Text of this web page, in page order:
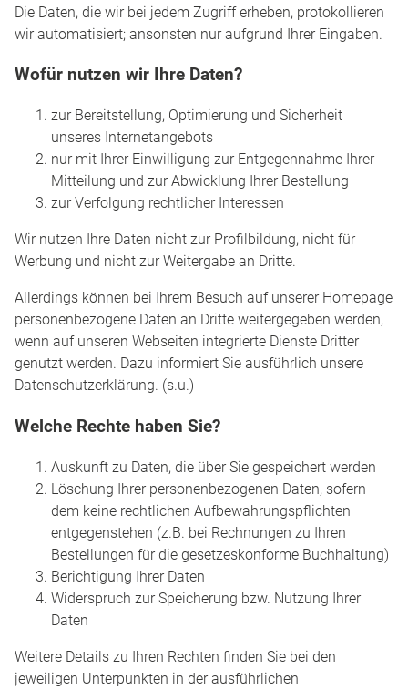
Die Daten, die wir bei jedem Zugriff erheben, protokollieren
wir automatisiert; ansonsten nur aufgrund Ihrer Eingaben.
Wofür nutzen wir Ihre Daten?
zur Bereitstellung, Optimierung und Sicherheit
unseres Internetangebots
nur mit Ihrer Einwilligung zur Entgegennahme Ihrer
Mitteilung und zur Abwicklung Ihrer Bestellung
zur Verfolgung rechtlicher Interessen
Wir nutzen Ihre Daten nicht zur Profilbildung, nicht für
Werbung und nicht zur Weitergabe an Dritte.
Allerdings können bei Ihrem Besuch auf unserer Homepage
personenbezogene Daten an Dritte weitergegeben werden,
wenn auf unseren Webseiten integrierte Dienste Dritter
genutzt werden. Dazu informiert Sie ausführlich unsere
Datenschutzerklärung. (s.u.)
Welche Rechte haben Sie?
Auskunft zu Daten, die über Sie gespeichert werden
Löschung Ihrer personenbezogenen Daten, sofern
dem keine rechtlichen Aufbewahrungspflichten
entgegenstehen (z.B. bei Rechnungen zu Ihren
Bestellungen für die gesetzeskonforme Buchhaltung)
Berichtigung Ihrer Daten
Widerspruch zur Speicherung bzw. Nutzung Ihrer
Daten
Weitere Details zu Ihren Rechten finden Sie bei den
jeweiligen Unterpunkten in der ausführlichen